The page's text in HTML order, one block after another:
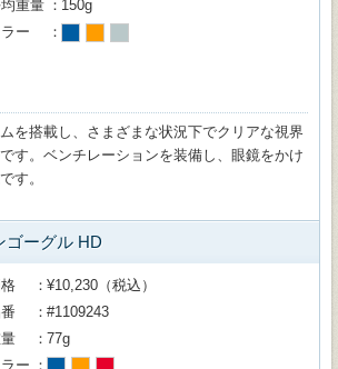
重量
150g
ー
を搭載し、さまざまな状況下でクリアな視界
す。ベンチレーションを装備し、眼鏡をかけ
す。
ゴーグル HD
¥10,230（税込）
#1109243
77g
ー